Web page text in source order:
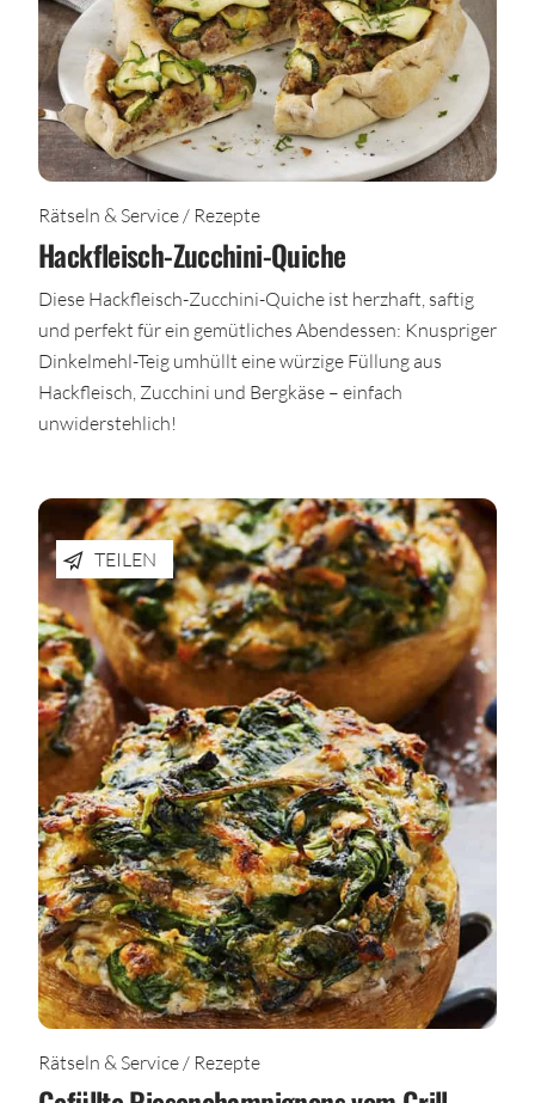
Rätseln & Service / Rezepte
Hackfleisch-Zucchini-Quiche
Diese Hackfleisch-Zucchini-Quiche ist herzhaft, saftig
und perfekt für ein gemütliches Abendessen: Knuspriger
Dinkelmehl-Teig umhüllt eine würzige Füllung aus
Hackfleisch, Zucchini und Bergkäse – einfach
unwiderstehlich!
TEILEN
Rätseln & Service / Rezepte